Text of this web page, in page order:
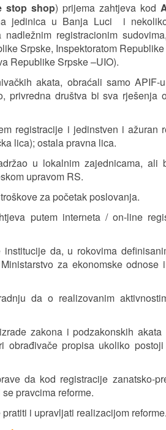
stop shop) prijema zahtjeva kod
jedinica u Banja Luci i
registracionim
Srpske, Inspektoratom
Republike Srpske –UIO).
akata, obraćali samo APIF-
privredna društva bi sva rješenja
registracije i jedinstven i ažuran
lica); ostala pravna lica.
u lokalnim zajednicama, ali
upravom RS.
za početak poslovanja.
putem interneta / on-line
da, u rokovima
za ekonomske odnose
da o realizovanim
zakona i podzakonskih akata
obrađivače propisa ukoliko
da kod registracije zanatsko-
pravcima reforme.
i upravljati realizacijom reforme.